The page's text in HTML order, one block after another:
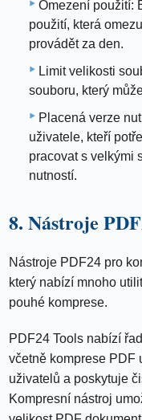
Omezení použití:
použití, která
provádět za den.
Limit velikosti
souboru, který
Placená verze
uživatele, kteří
pracovat s velkými
nutností.
8. Nástroje
Nástroje PDF24 pro
který nabízí mnoho
pouhé komprese.
PDF24 Tools nabízí
včetně komprese PDF
uživatelů a poskytuje
Kompresní nástroj